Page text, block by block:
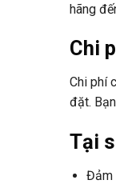
hãng
Chi
Chi phí
đặt.
Tại
Đảm